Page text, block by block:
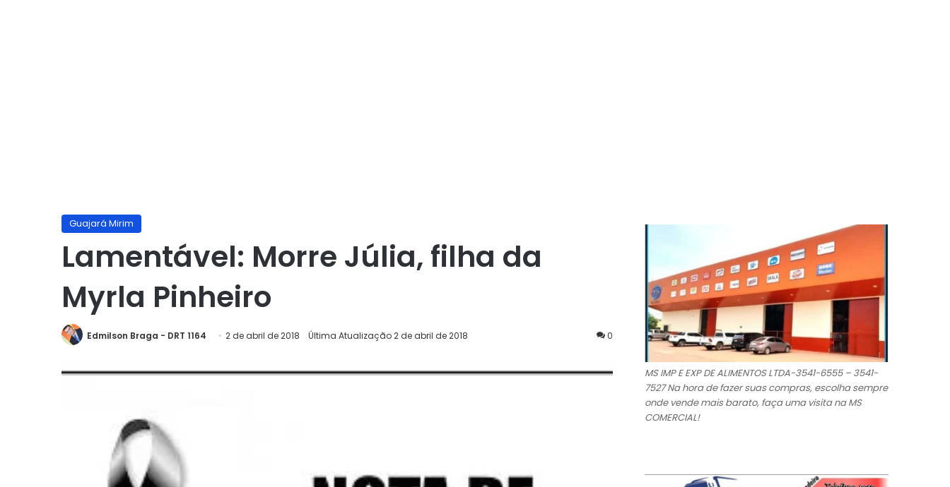
Guajará Mirim
Lamentável: Morre Júlia, filha da
Myrla Pinheiro
Edmilson Braga - DRT 1164 2 de abril de 2018 Última Atualização 2 de abril de 2018 0
MS IMP E EXP DE ALIMENTOS LTDA-3541-6555 – 3541-
7527 Na hora de fazer suas compras, escolha sempre
onde vende mais barato, faça uma visita na MS
COMERCIAL!